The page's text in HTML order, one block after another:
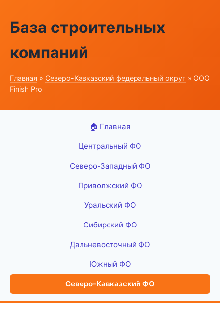
База строительных
компаний
Главная » Северо-Кавказский федеральный округ » ООО
Finish Pro
🏠 Главная
Центральный ФО
Северо-Западный ФО
Приволжский ФО
Уральский ФО
Сибирский ФО
Дальневосточный ФО
Южный ФО
Северо-Кавказский ФО